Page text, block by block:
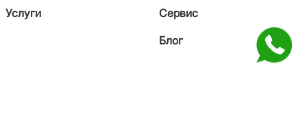
Услуги
Сервис
Блог